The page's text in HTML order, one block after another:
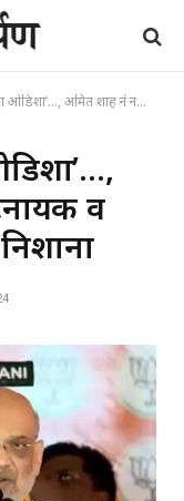
ने नवीन पटनायक व वीके पांडियन पर साधा निशाना
व